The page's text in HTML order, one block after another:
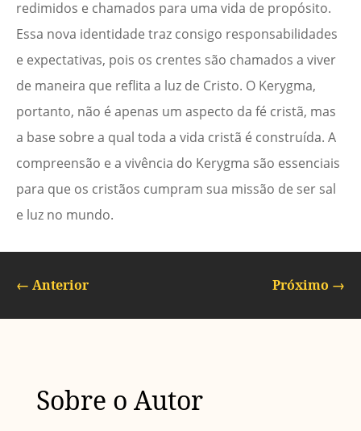
redimidos e chamados para uma vida de propósito.
Essa nova identidade traz consigo responsabilidades
e expectativas, pois os crentes são chamados a viver
de maneira que reflita a luz de Cristo. O Kerygma,
portanto, não é apenas um aspecto da fé cristã, mas
a base sobre a qual toda a vida cristã é construída. A
compreensão e a vivência do Kerygma são essenciais
para que os cristãos cumpram sua missão de ser sal
e luz no mundo.
← Anterior Próximo →
Sobre o Autor